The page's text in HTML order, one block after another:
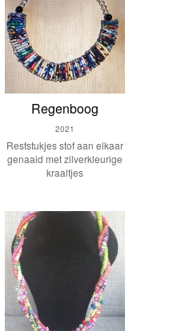
Regenboog
2021
Reststukjes stof aan elkaar
genaaid met zilverkleurige
kraaltjes